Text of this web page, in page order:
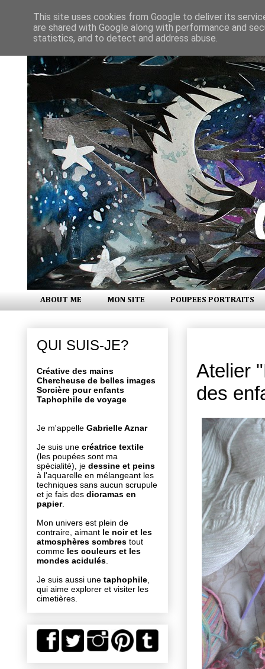
ABOUT ME MON SITE POUPEES PORTRAITS
Atelier
des
QUI SUIS-JE?
Créative des mains
Chercheuse de belles images
Sorcière pour enfants
Taphophile de voyage
Je m'appelle Gabrielle Aznar
Je suis une créatrice textile
(les poupées sont ma
spécialité), je dessine et peins
à l'aquarelle en mélangeant les
techniques sans aucun scrupule
et je fais des dioramas en
papier.
Mon univers est plein de
contraire, aimant le noir et les
atmosphères sombres tout
comme les couleurs et les
mondes acidulés
Je suis aussi une taphophile
qui aime explorer et visiter les
cimetières.
This site uses cookies from Google to deliver its
are shared with Google along with performance and
statistics, and to detect and address abuse.